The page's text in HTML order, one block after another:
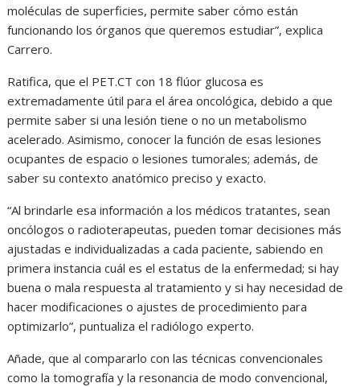
moléculas de superficies, permite saber cómo están
funcionando los órganos que queremos estudiar”, explica
Carrero.
Ratifica, que el PET.CT con 18 flúor glucosa es
extremadamente útil para el área oncológica, debido a que
permite saber si una lesión tiene o no un metabolismo
acelerado. Asimismo, conocer la función de esas lesiones
ocupantes de espacio o lesiones tumorales; además, de
saber su contexto anatómico preciso y exacto.
“Al brindarle esa información a los médicos tratantes, sean
oncólogos o radioterapeutas, pueden tomar decisiones más
ajustadas e individualizadas a cada paciente, sabiendo en
primera instancia cuál es el estatus de la enfermedad; si hay
buena o mala respuesta al tratamiento y si hay necesidad de
hacer modificaciones o ajustes de procedimiento para
optimizarlo”, puntualiza el radiólogo experto.
Añade, que al compararlo con las técnicas convencionales
como la tomografía y la resonancia de modo convencional,